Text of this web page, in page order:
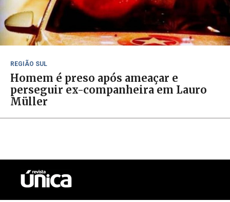
REGIÃO SUL
Homem é preso após ameaçar e
perseguir ex-companheira em Lauro
Müller